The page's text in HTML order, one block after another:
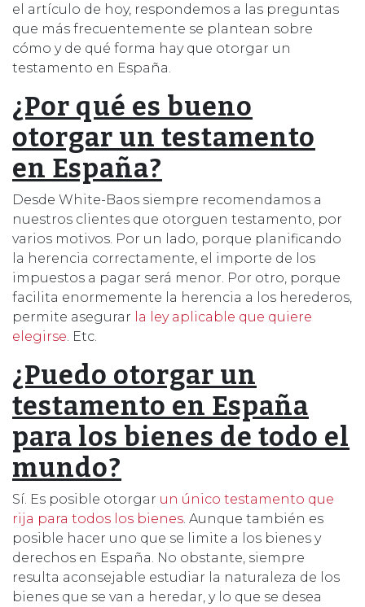
el artículo de hoy, respondemos a las preguntas
que más frecuentemente se plantean sobre
cómo y de qué forma hay que otorgar un
testamento en España.
¿Por qué es bueno
otorgar un testamento
en España?
Desde White-Baos siempre recomendamos a
nuestros clientes que otorguen testamento, por
varios motivos. Por un lado, porque planificando
la herencia correctamente, el importe de los
impuestos a pagar será menor. Por otro, porque
facilita enormemente la herencia a los herederos,
permite asegurar la ley aplicable que quiere
elegirse . Etc.
¿Puedo otorgar un
testamento en España
para los bienes de todo el
mundo?
Sí. Es posible otorgar un único testamento que
rija para todos los bienes . Aunque también es
posible hacer uno que se limite a los bienes y
derechos en España. No obstante, siempre
resulta aconsejable estudiar la naturaleza de los
bienes que se van a heredar, y lo que se desea